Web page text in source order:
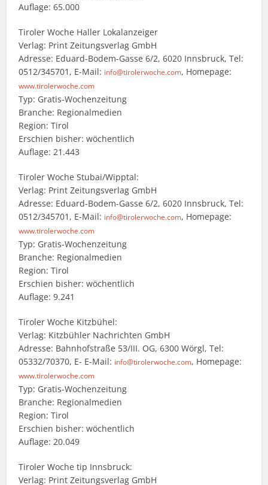
Auflage: 65.000
Tiroler Woche Haller Lokalanzeiger
Verlag: Print Zeitungsverlag GmbH
Adresse: Eduard-Bodem-Gasse 6/2, 6020 Innsbruck, Tel:
0512/345701, E-Mail: info@tirolerwoche.com, Homepage:
www.tirolerwoche.com
Typ: Gratis-Wochenzeitung
Branche: Regionalmedien
Region: Tirol
Erschien bisher: wöchentlich
Auflage: 21.443
Tiroler Woche Stubai/Wipptal:
Verlag: Print Zeitungsverlag GmbH
Adresse: Eduard-Bodem-Gasse 6/2, 6020 Innsbruck, Tel:
0512/345701, E-Mail: info@tirolerwoche.com, Homepage:
www.tirolerwoche.com
Typ: Gratis-Wochenzeitung
Branche: Regionalmedien
Region: Tirol
Erschien bisher: wöchentlich
Auflage: 9.241
Tiroler Woche Kitzbühel:
Verlag: Kitzbühler Nachrichten GmbH
Adresse: Bahnhofstraße 53/III. OG, 6300 Wörgl, Tel:
05332/70370, E- E-Mail: info@tirolerwoche.com, Homepage:
www.tirolerwoche.com
Typ: Gratis-Wochenzeitung
Branche: Regionalmedien
Region: Tirol
Erschien bisher: wöchentlich
Auflage: 20.049
Tiroler Woche tip Innsbruck:
Verlag: Print Zeitungsverlag GmbH